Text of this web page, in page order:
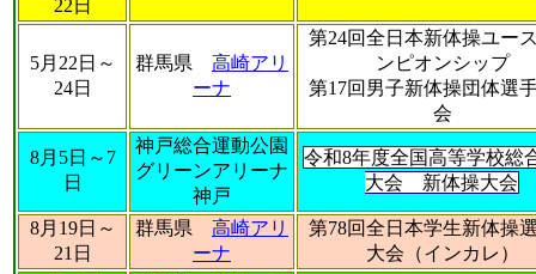
22日
5月22日～
24日
群馬県 高崎アリ
ーナ
第24回全日本新体操ユー
ンピオンシップ
第17回男子新体操団体選
会
8月5日～7
日
神戸総合運動公園
グリーンアリーナ
神戸
令和8年度全国高等学校総
大会 新体操大会
8月19日～
21日
群馬県 高崎アリ
ーナ
第78回全日本学生新体操
大会（インカレ）